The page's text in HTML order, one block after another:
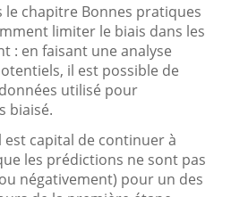
le chapitre Bonnes pratiques
limiter le biais dans les
: en faisant une analyse
il est possible de
utilisé pour
biaisé.
capital de continuer à
les prédictions ne sont pas
négativement) pour un des